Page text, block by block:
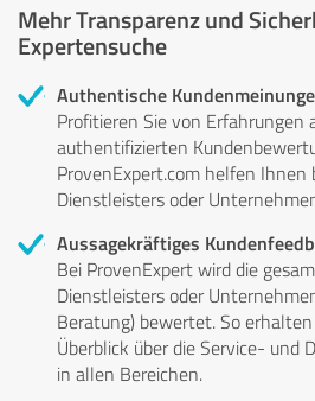
Mehr Transparenz und
Expertensuche
Authentische
Profitieren Sie von Erfahrungen
authentifizierten
ProvenExpert.com helfen Ihnen
Dienstleisters oder
Aussagekräftiges
Bei ProvenExpert wird die
Dienstleisters oder
Beratung) bewertet. So
Überblick über die Service- und
in allen Bereichen.